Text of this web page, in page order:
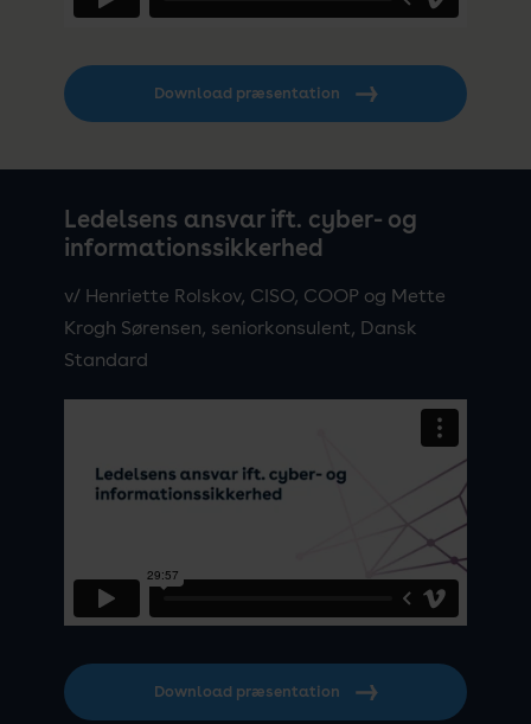
Download præsentation
Ledelsens ansvar ift. cyber- og
informationssikkerhed
v/ Henriette Rolskov, CISO, COOP og Mette
Krogh Sørensen, seniorkonsulent, Dansk
Standard
Download præsentation